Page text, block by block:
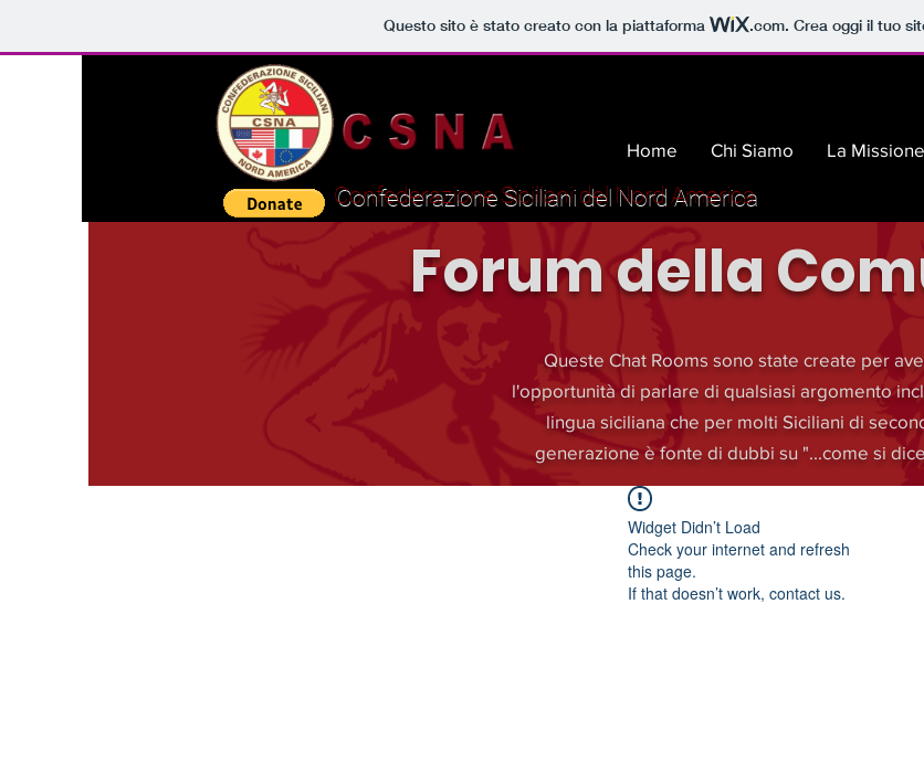
Questo sito è stato creato con la piattaforma .com. Crea oggi il tuo
Confederazione Siciliani del Nord America
Home Chi Siamo La Missione
Forum della
Queste Chat Rooms sono state create per
l'opportunità di parlare di qualsiasi argomento
lingua siciliana che per molti Siciliani di
generazione è fonte di dubbi su "...come si
Widget Didn’t Load
Check your internet and refresh
this page.
If that doesn’t work, contact us.